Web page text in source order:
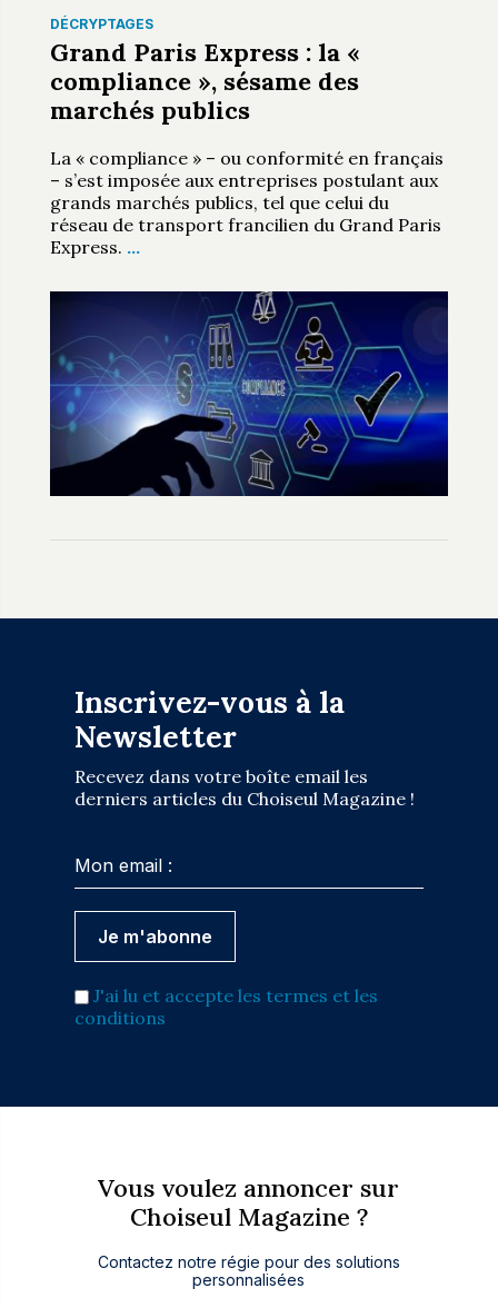
DÉCRYPTAGES
Grand Paris Express : la «
compliance », sésame des
marchés publics
La « compliance » – ou conformité en français
– s’est imposée aux entreprises postulant aux
grands marchés publics, tel que celui du
réseau de transport francilien du Grand Paris
Express. …
Inscrivez-vous à la
Newsletter
Recevez dans votre boîte email les
derniers articles du Choiseul Magazine !
J'ai lu et accepte les termes et les
conditions
Vous voulez annoncer sur
Choiseul Magazine ?
Contactez notre régie pour des solutions
personnalisées